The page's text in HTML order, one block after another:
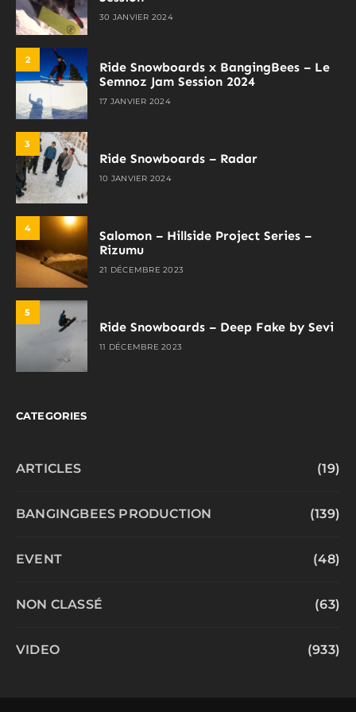
30 JANVIER 2024
2
Ride Snowboards x BangingBees – Le
Semnoz Jam Session 2024
17 JANVIER 2024
3
Ride Snowboards – Radar
10 JANVIER 2024
4
Salomon – Hillside Project Series –
Rizumu
21 DÉCEMBRE 2023
5
Ride Snowboards – Deep Fake by Sevi
11 DÉCEMBRE 2023
CATEGORIES
ARTICLES (19)
BANGINGBEES PRODUCTION (139)
EVENT (48)
NON CLASSÉ (63)
VIDEO (933)